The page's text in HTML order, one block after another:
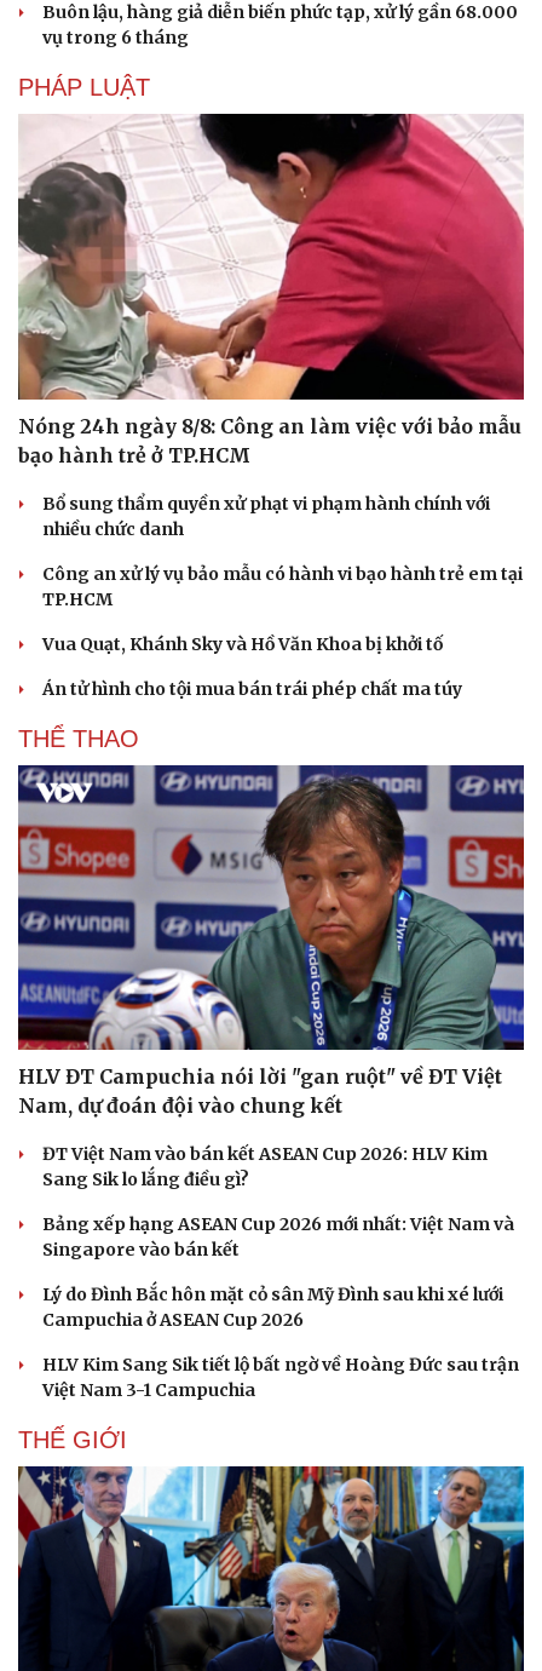
Văn hóa
Sân khấu - Điện ảnh
Văn học
Âm nhạc
Di sản
Giải trí
Nghệ sĩ
Thời trang
Sao Việt
Buôn lậu, hàng giả diễn biến phức tạp, xử lý gần 68.000
vụ trong 6 tháng
PHÁP LUẬT
Nóng 24h ngày 8/8: Công an làm việc với bảo mẫu
bạo hành trẻ ở TP.HCM
Bổ sung thẩm quyền xử phạt vi phạm hành chính với
nhiều chức danh
Công an xử lý vụ bảo mẫu có hành vi bạo hành trẻ em tại
TP.HCM
Vua Quạt, Khánh Sky và Hồ Văn Khoa bị khởi tố
Án tử hình cho tội mua bán trái phép chất ma túy
THỂ THAO
HLV ĐT Campuchia nói lời "gan ruột" về ĐT Việt
Nam, dự đoán đội vào chung kết
ĐT Việt Nam vào bán kết ASEAN Cup 2026: HLV Kim
Sang Sik lo lắng điều gì?
Bảng xếp hạng ASEAN Cup 2026 mới nhất: Việt Nam và
Singapore vào bán kết
Lý do Đình Bắc hôn mặt cỏ sân Mỹ Đình sau khi xé lưới
Campuchia ở ASEAN Cup 2026
HLV Kim Sang Sik tiết lộ bất ngờ về Hoàng Đức sau trận
Việt Nam 3-1 Campuchia
THẾ GIỚI